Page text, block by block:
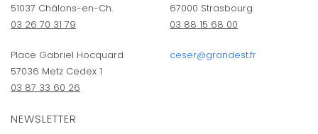
51037 Châlons-en-Ch.
03 26 70 31 79
Place Gabriel Hocquard
57036 Metz Cedex 1
03 87 33 60 26
67000 Strasbourg
03 88 15 68 00
ceser@grandest.fr
NEWSLETTER